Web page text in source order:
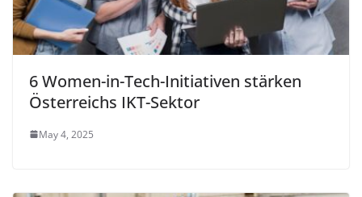
6 Women-in-Tech-Initiativen stärken
Österreichs IKT-Sektor
May 4, 2025